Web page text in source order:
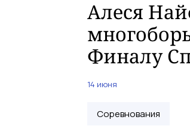
Алеся
Финалу
14 июня
Соревнования